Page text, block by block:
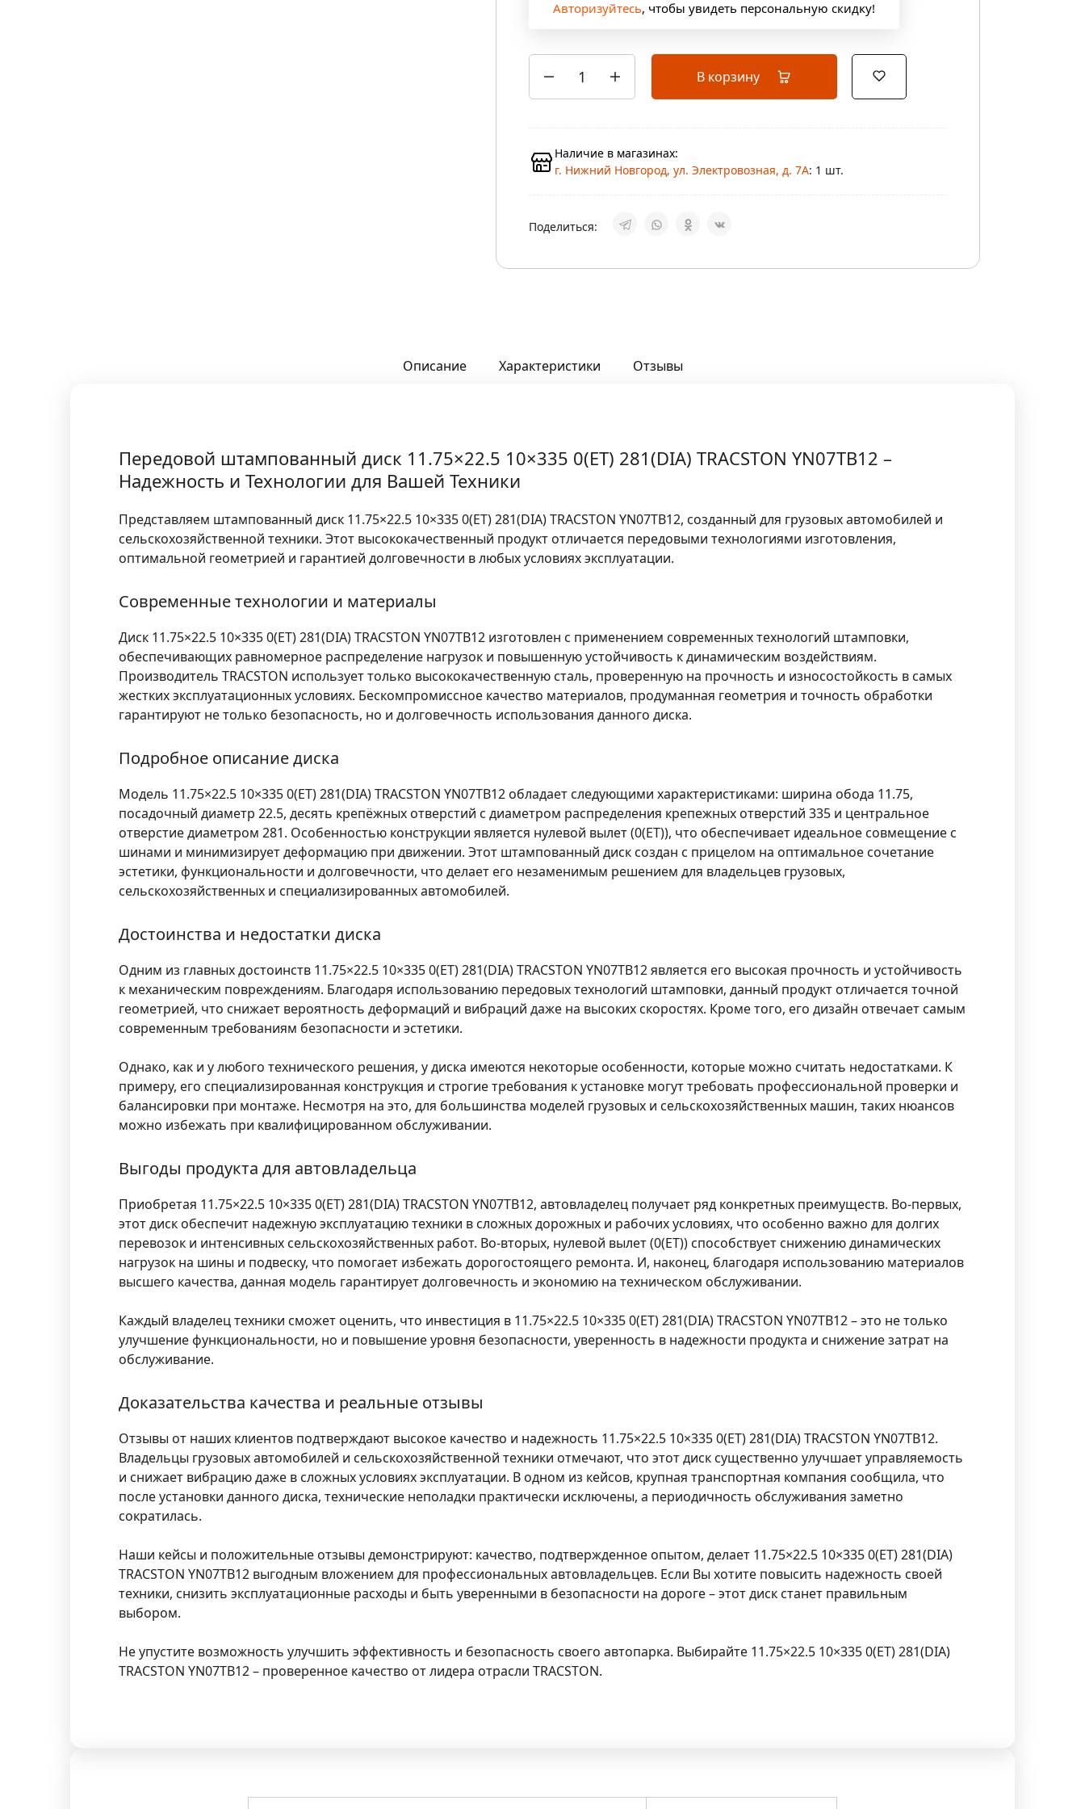
Авторизуйтесь, чтобы увидеть персональную скидку!
В корзину
Наличие в магазинах:
г. Нижний Новгород, ул. Электровозная, д. 7А: 1 шт.
Поделиться:
Описание Характеристики Отзывы
Передовой штампованный диск 11.75×22.5 10×335 0(ET) 281(DIA) TRACSTON YN07TB12 –
Надежность и Технологии для Вашей Техники
Представляем штампованный диск 11.75×22.5 10×335 0(ET) 281(DIA) TRACSTON YN07TB12, созданный для грузовых автомобилей и
сельскохозяйственной техники. Этот высококачественный продукт отличается передовыми технологиями изготовления,
оптимальной геометрией и гарантией долговечности в любых условиях эксплуатации.
Современные технологии и материалы
Диск 11.75×22.5 10×335 0(ET) 281(DIA) TRACSTON YN07TB12 изготовлен с применением современных технологий штамповки,
обеспечивающих равномерное распределение нагрузок и повышенную устойчивость к динамическим воздействиям.
Производитель TRACSTON использует только высококачественную сталь, проверенную на прочность и износостойкость в самых
жестких эксплуатационных условиях. Бескомпромиссное качество материалов, продуманная геометрия и точность обработки
гарантируют не только безопасность, но и долговечность использования данного диска.
Подробное описание диска
Модель 11.75×22.5 10×335 0(ET) 281(DIA) TRACSTON YN07TB12 обладает следующими характеристиками: ширина обода 11.75,
посадочный диаметр 22.5, десять крепёжных отверстий с диаметром распределения крепежных отверстий 335 и центральное
отверстие диаметром 281. Особенностью конструкции является нулевой вылет (0(ET)), что обеспечивает идеальное совмещение с
шинами и минимизирует деформацию при движении. Этот штампованный диск создан с прицелом на оптимальное сочетание
эстетики, функциональности и долговечности, что делает его незаменимым решением для владельцев грузовых,
сельскохозяйственных и специализированных автомобилей.
Достоинства и недостатки диска
Одним из главных достоинств 11.75×22.5 10×335 0(ET) 281(DIA) TRACSTON YN07TB12 является его высокая прочность и устойчивость
к механическим повреждениям. Благодаря использованию передовых технологий штамповки, данный продукт отличается точной
геометрией, что снижает вероятность деформаций и вибраций даже на высоких скоростях. Кроме того, его дизайн отвечает самым
современным требованиям безопасности и эстетики.
Однако, как и у любого технического решения, у диска имеются некоторые особенности, которые можно считать недостатками. К
примеру, его специализированная конструкция и строгие требования к установке могут требовать профессиональной проверки и
балансировки при монтаже. Несмотря на это, для большинства моделей грузовых и сельскохозяйственных машин, таких нюансов
можно избежать при квалифицированном обслуживании.
Выгоды продукта для автовладельца
Приобретая 11.75×22.5 10×335 0(ET) 281(DIA) TRACSTON YN07TB12, автовладелец получает ряд конкретных преимуществ. Во-первых,
этот диск обеспечит надежную эксплуатацию техники в сложных дорожных и рабочих условиях, что особенно важно для долгих
перевозок и интенсивных сельскохозяйственных работ. Во-вторых, нулевой вылет (0(ET)) способствует снижению динамических
нагрузок на шины и подвеску, что помогает избежать дорогостоящего ремонта. И, наконец, благодаря использованию материалов
высшего качества, данная модель гарантирует долговечность и экономию на техническом обслуживании.
Каждый владелец техники сможет оценить, что инвестиция в 11.75×22.5 10×335 0(ET) 281(DIA) TRACSTON YN07TB12 – это не только
улучшение функциональности, но и повышение уровня безопасности, уверенность в надежности продукта и снижение затрат на
обслуживание.
Доказательства качества и реальные отзывы
Отзывы от наших клиентов подтверждают высокое качество и надежность 11.75×22.5 10×335 0(ET) 281(DIA) TRACSTON YN07TB12.
Владельцы грузовых автомобилей и сельскохозяйственной техники отмечают, что этот диск существенно улучшает управляемость
и снижает вибрацию даже в сложных условиях эксплуатации. В одном из кейсов, крупная транспортная компания сообщила, что
после установки данного диска, технические неполадки практически исключены, а периодичность обслуживания заметно
сократилась.
Наши кейсы и положительные отзывы демонстрируют: качество, подтвержденное опытом, делает 11.75×22.5 10×335 0(ET) 281(DIA)
TRACSTON YN07TB12 выгодным вложением для профессиональных автовладельцев. Если Вы хотите повысить надежность своей
техники, снизить эксплуатационные расходы и быть уверенными в безопасности на дороге – этот диск станет правильным
выбором.
Не упустите возможность улучшить эффективность и безопасность своего автопарка. Выбирайте 11.75×22.5 10×335 0(ET) 281(DIA)
TRACSTON YN07TB12 – проверенное качество от лидера отрасли TRACSTON.